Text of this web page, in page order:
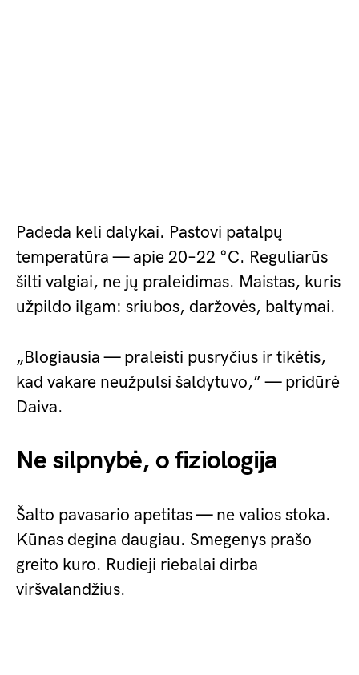
Padeda keli dalykai. Pastovi patalpų
temperatūra — apie 20–22 °C. Reguliarūs
šilti valgiai, ne jų praleidimas. Maistas, kuris
užpildo ilgam: sriubos, daržovės, baltymai.
„Blogiausia — praleisti pusryčius ir tikėtis,
kad vakare neužpulsi šaldytuvo,” — pridūrė
Daiva.
Ne silpnybė, o fiziologija
Šalto pavasario apetitas — ne valios stoka.
Kūnas degina daugiau. Smegenys prašo
greito kuro. Rudieji riebalai dirba
viršvalandžius.